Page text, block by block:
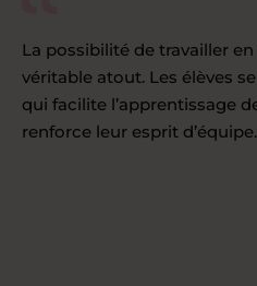
La possibilité de travailler
véritable atout. Les élèves
qui facilite l’apprentissage
renforce leur esprit d’équipe.